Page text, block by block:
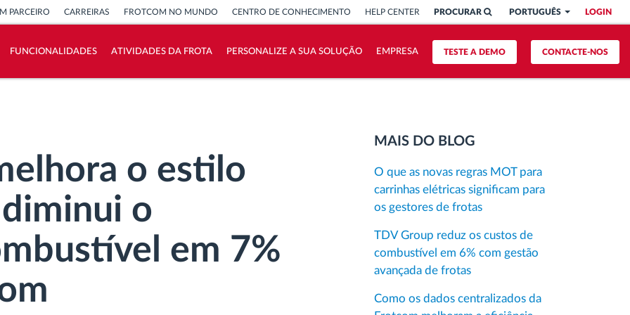
LOGIN
PORTUGUÊS
PROCURAR
PARCEIRO CARREIRAS FROTCOM NO MUNDO CENTRO DE CONHECIMENTO HELP CENTER
CONTACTE-NOS
TESTE A DEMO
FUNCIONALIDADES ATIVIDADES DA FROTA PERSONALIZE A SUA SOLUÇÃO EMPRESA
o estilo
o
em 7%
MAIS DO BLOG
O que as novas regras MOT para
carrinhas elétricas significam para
os gestores de frotas
TDV Group reduz os custos de
combustível em 6% com gestão
avançada de frotas
Como os dados centralizados da